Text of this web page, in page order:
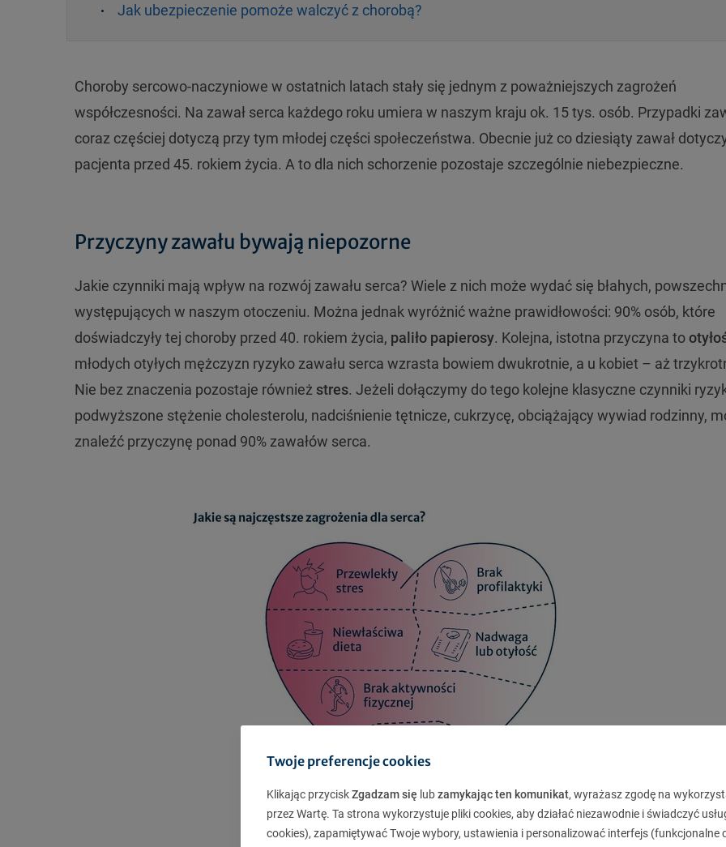
Jak ubezpieczenie pomoże walczyć z chorobą?
Choroby sercowo-naczyniowe w ostatnich latach stały się jednym z poważniejszych zagrożeń
współczesności. Na zawał serca każdego roku umiera w naszym kraju ok. 15 tys. osób. Przypadki
coraz częściej dotyczą przy tym młodej części społeczeństwa. Obecnie już co dziesiąty zawał
pacjenta przed 45. rokiem życia. A to dla nich schorzenie pozostaje szczególnie niebezpieczne.
Przyczyny zawału bywają niepozorne
Jakie czynniki mają wpływ na rozwój zawału serca? Wiele z nich może wydać się błahych,
występujących w naszym otoczeniu. Można jednak wyróżnić ważne prawidłowości: 90% osób, które
doświadczyły tej choroby przed 40. rokiem życia, paliło papierosy. Kolejna, istotna przyczyna to
młodych otyłych mężczyzn ryzyko zawału serca wzrasta bowiem dwukrotnie, a u kobiet – aż
Nie bez znaczenia pozostaje również stres. Jeżeli dołączymy do tego kolejne klasyczne czynniki
podwyższone stężenie cholesterolu, nadciśnienie tętnicze, cukrzycę, obciążający wywiad rodzinny,
znaleźć przyczynę ponad 90% zawałów serca.
Twoje preferencje cookies
Klikając przyciskZgadzam się lubzamykając ten komunikat, wyrażasz zgodę na
przez Wartę. Ta strona wykorzystuje pliki cookies, aby działać niezawodnie i świadczyć
cookies), zapamiętywać Twoje wybory, ustawienia i personalizować interfejs (funkcjonalne